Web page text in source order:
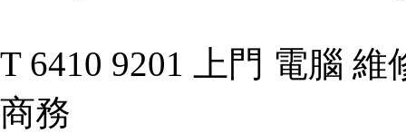
T 6410 9201 上門 電腦
商務